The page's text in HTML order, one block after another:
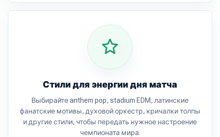
Стили для энергии дня матча
Выбирайте anthem pop, stadium EDM, латинские
фанатские мотивы, духовой оркестр, кричалки толпы
и другие стили, чтобы передать нужное настроение
чемпионата мира.